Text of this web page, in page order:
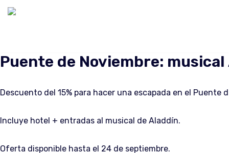
Puente de Noviembre:
Descuento del 15% para hacer una escapada en el Puente
Incluye hotel + entradas al musical de Aladdín.
Oferta disponible hasta el 24 de septiembre.